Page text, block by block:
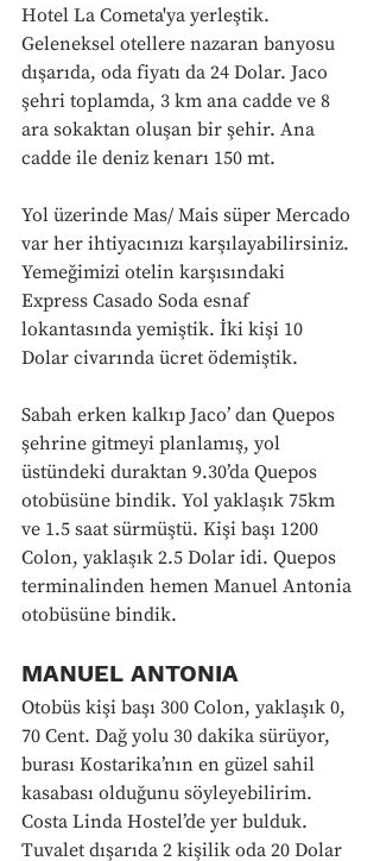
Hotel La Cometa'ya yerleştik.
Geleneksel otellere nazaran banyosu
dışarıda, oda fiyatı da 24 Dolar. Jaco
şehri toplamda, 3 km ana cadde ve 8
ara sokaktan oluşan bir şehir. Ana
cadde ile deniz kenarı 150 mt.
Yol üzerinde Mas/ Mais süper Mercado
var her ihtiyacınızı karşılayabilirsiniz.
Yemeğimizi otelin karşısındaki
Express Casado Soda esnaf
lokantasında yemiştik. İki kişi 10
Dolar civarında ücret ödemiştik.
Sabah erken kalkıp Jaco’ dan Quepos
şehrine gitmeyi planlamış, yol
üstündeki duraktan 9.30’da Quepos
otobüsüne bindik. Yol yaklaşık 75km
ve 1.5 saat sürmüştü. Kişi başı 1200
Colon, yaklaşık 2.5 Dolar idi. Quepos
terminalinden hemen Manuel Antonia
otobüsüne bindik.
MANUEL ANTONIA
Otobüs kişi başı 300 Colon, yaklaşık 0,
70 Cent. Dağ yolu 30 dakika sürüyor,
burası Kostarika’nın en güzel sahil
kasabası olduğunu söyleyebilirim.
Costa Linda Hostel’de yer bulduk.
Tuvalet dışarıda 2 kişilik oda 20 Dolar